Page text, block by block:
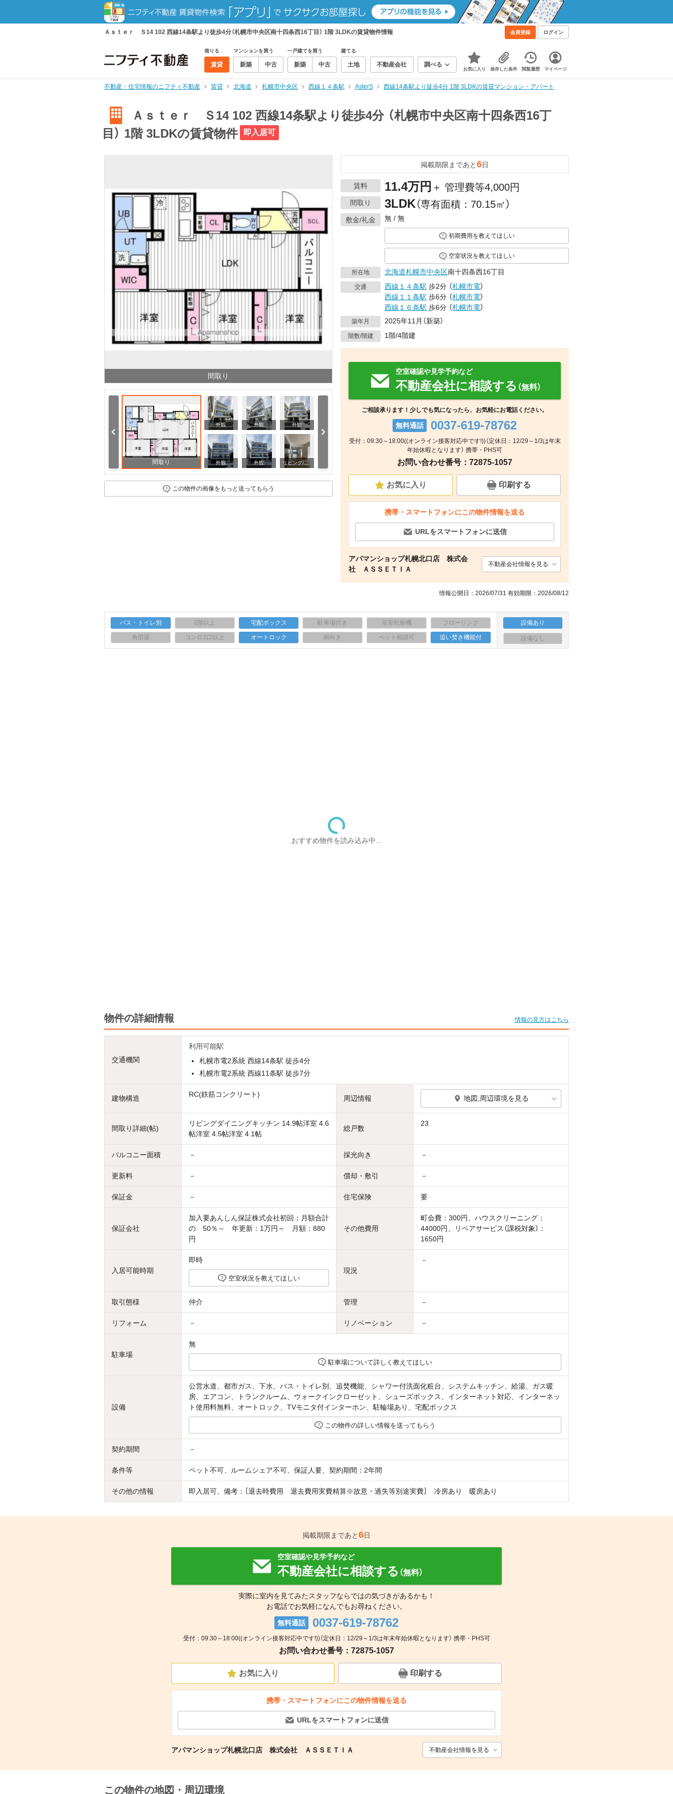
Ａｓｔｅｒ Ｓ14 102 西線14条駅より徒歩4分（札幌市中央区南十四条西16丁目） 1階 3LDKの賃貸物件情報 会員登録 ログイン
借りる
賃貸
マンションを買う
新築 中古
一戸建てを買う
新築 中古
建てる
土地 不動産会社 調べる
お気に入り 保存した条件 閲覧履歴 マイページ
不動産・住宅情報のニフティ不動産 賃貸 北海道 札幌市中央区 西線１４条駅 AsterS 西線14条駅より徒歩4分 1階 3LDKの賃貸マンション・アパート
Ａｓｔｅｒ Ｓ14 102 西線14条駅より徒歩4分 （札幌市中央区南十四条西16丁
目） 1階 3LDKの賃貸物件
即入居可
間取り
間取り
外観 外観 外観
外観 外観 リビング/ダイニング キッチン
浴室 室内
室内 室内
この物件の画像をもっと送ってもらう
掲載期限まであと6日
賃料 11.4万円 ＋ 管理費等4,000円
間取り 3LDK（専有面積：70.15㎡）
敷金/礼金 無 / 無
初期費用を教えてほしい
空室状況を教えてほしい
所在地 北海道札幌市中央区南十四条西16丁目
交通 西線１４条駅 歩2分 （札幌市電）
西線１１条駅 歩6分 （札幌市電）
西線１６条駅 歩6分 （札幌市電）
築年月 2025年11月（新築）
階数/階建 1階/4階建
空室確認や見学予約など
不動産会社に相談する （無料）
ご相談承ります！少しでも気になったら、お気軽にお電話ください。
無料通話 0037-619-78762
受付：09:30～18:00((オンライン接客対応中です!))（定休日：12/29～1/3は年末
年始休暇となります） 携帯・PHS可
お問い合わせ番号：72875-1057
お気に入り 印刷する
携帯・スマートフォンにこの物件情報を送る
URLをスマートフォンに送信
アパマンショップ札幌北口店 株式会
社 ＡＳＳＥＴＩＡ
不動産会社情報を見る
情報公開日：2026/07/31 有効期限：2026/08/12
バス・トイレ別 2階以上 宅配ボックス 駐車場付き 浴室乾燥機 フローリング
角部屋 コンロ2口以上 オートロック 南向き ペット相談可 追い焚き機能付
設備あり
設備なし
おすすめ物件を読み込み中...
物件の詳細情報 情報の見方はこちら
交通機関
利用可能駅
札幌市電2系統 西線14条駅 徒歩4分
札幌市電2系統 西線11条駅 徒歩7分
建物構造 RC(鉄筋コンクリート) 周辺情報 地図,周辺環境を見る
間取り詳細(帖)
リビングダイニングキッチン 14.9帖洋室 4.6
帖洋室 4.5帖洋室 4.1帖
総戸数
23
バルコニー面積 － 採光向き －
更新料 － 償却・敷引 －
保証金 － 住宅保険 要
保証会社
加入要あんしん保証株式会社初回：月額合計
の 50％～ 年更新：1万円～ 月額：880
円
その他費用
町会費：300円、ハウスクリーニング：
44000円、リペアサービス（課税対象）：
1650円
入居可能時期
即時
空室状況を教えてほしい
現況
－
取引態様 仲介 管理 －
リフォーム － リノベーション －
駐車場
無
駐車場について詳しく教えてほしい
設備
公営水道、都市ガス、下水、バス・トイレ別、追焚機能、シャワー付洗面化粧台、システムキッチン、給湯、ガス暖
房、エアコン、トランクルーム、ウォークインクローゼット、シューズボックス、インターネット対応、インターネッ
ト使用料無料、オートロック、TVモニタ付インターホン、駐輪場あり、宅配ボックス
この物件の詳しい情報を送ってもらう
契約期間 －
条件等 ペット不可、ルームシェア不可、保証人要、契約期間：2年間
その他の情報 即入居可、備考：［退去時費用 退去費用実費精算※故意・過失等別途実費］ 冷房あり 暖房あり
掲載期限まであと6日
空室確認や見学予約など
不動産会社に相談する （無料）
実際に室内を見てみたスタッフならではの気づきがあるかも！
お電話でお気軽になんでもお尋ねください。
無料通話 0037-619-78762
受付：09:30～18:00((オンライン接客対応中です!))（定休日：12/29～1/3は年末年始休暇となります） 携帯・PHS可
お問い合わせ番号：72875-1057
お気に入り 印刷する
携帯・スマートフォンにこの物件情報を送る
URLをスマートフォンに送信
アパマンショップ札幌北口店 株式会社 ＡＳＳＥＴＩＡ 不動産会社情報を見る
この物件の地図・周辺環境